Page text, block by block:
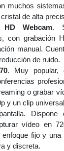
muchos
de alta
Webcam.
con grabación
manual.
de ruido.
. Muy popular,
o grabar
y un clip
vídeo en
fijo y una
y discreta.